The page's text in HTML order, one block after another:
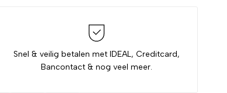
Snel & veilig betalen met IDEAL, Creditcard,
Bancontact & nog veel meer.